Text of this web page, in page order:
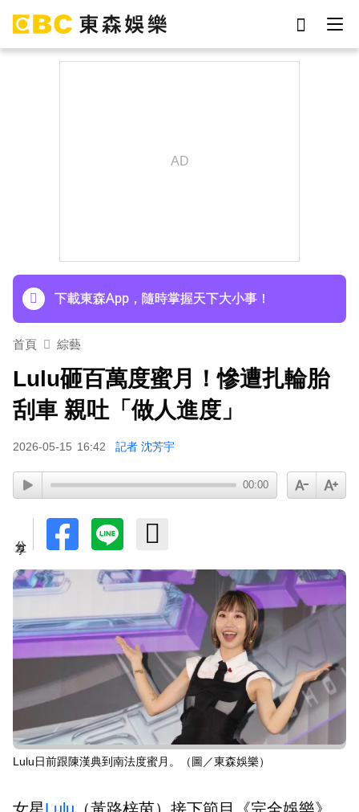
下載東森App，隨時掌握天下大小事！
首頁 綜藝
Lulu砸百萬度蜜月！慘遭扎輪胎
刮車 親吐「做人進度」
2026-05-15 16:42 記者 沈芳宇
00:00
Lulu日前跟陳漢典到南法度蜜月。（圖／東森娛樂）